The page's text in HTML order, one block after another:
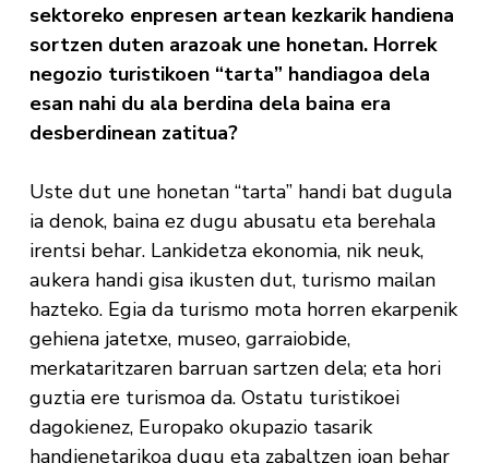
sektoreko enpresen artean kezkarik handiena
sortzen duten arazoak une honetan. Horrek
negozio turistikoen “tarta” handiagoa dela
esan nahi du ala berdina dela baina era
desberdinean zatitua?
Uste dut une honetan “tarta” handi bat dugula
ia denok, baina ez dugu abusatu eta berehala
irentsi behar. Lankidetza ekonomia, nik neuk,
aukera handi gisa ikusten dut, turismo mailan
hazteko. Egia da turismo mota horren ekarpenik
gehiena jatetxe, museo, garraiobide,
merkataritzaren barruan sartzen dela; eta hori
guztia ere turismoa da. Ostatu turistikoei
dagokienez, Europako okupazio tasarik
handienetarikoa dugu eta zabaltzen joan behar